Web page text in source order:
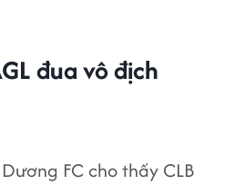
đua vô địch
FC cho thấy CLB